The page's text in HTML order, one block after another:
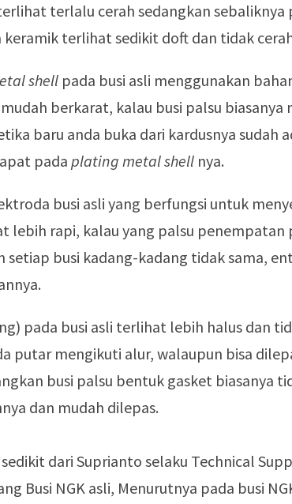
terlalu cerah sedangkan sebaliknya
keramik terlihat sedikit doft dan tidak
shell pada busi asli menggunakan
berkarat, kalau busi palsu biasanya
baru anda buka dari kardusnya sudah
pada plating metal shell nya.
busi asli yang berfungsi untuk
lebih rapi, kalau yang palsu penempatan
setiap busi kadang-kadang tidak sama,
pada busi asli terlihat lebih halus dan
putar mengikuti alur, walaupun bisa
busi palsu bentuk gasket biasanya
dan mudah dilepas.
dari Suprianto selaku Technical
Busi NGK asli, Menurutnya pada busi